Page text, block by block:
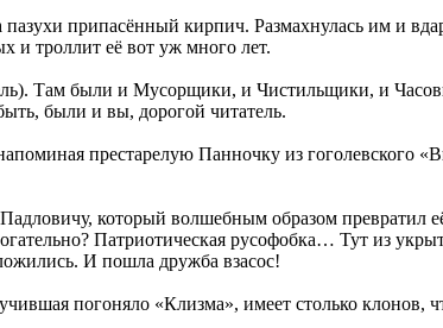
припасённый кирпич. Размахнулась им и
и троллит её вот уж много лет.
Там были и Мусорщики, и Чистильщики, и
были и вы, дорогой читатель.
престарелую Панночку из гоголевского
который волшебным образом превратил
Патриотическая русофобка… Тут из
И пошла дружба взасос!
погоняло «Клизма», имеет столько клонов,